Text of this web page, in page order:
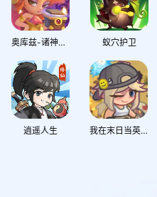
奥库兹-诸神之战 蚁穴护卫
逍遥人生 我在末日当英雄